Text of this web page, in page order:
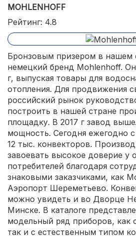
MOHLENHOFF
Рейтинг: 4.8
Бронзовым призером в нашем
немецкий бренд Mohlenhoff. Он
г, выпуская товары для
отопления. Для продвижения
российский рынок
построить в нашей стране
площадку. В 2017 г завод
мощность. Сегодня ежегодно
12 тыс. конвекторов.
завоевать высокое доверие у
потребителей благодаря
знаковыми заказчиками, как
Аэропорт Шереметьево.
можно увидеть и во Дворце
Минске. В каталоге
модельный ряд приборов, как
так и с естественным типом